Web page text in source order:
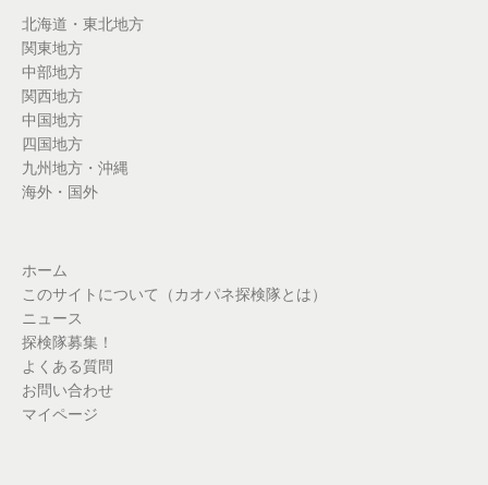
北海道・東北地方
関東地方
中部地方
関西地方
中国地方
四国地方
九州地方・沖縄
海外・国外
ホーム
このサイトについて（カオパネ探検隊とは）
ニュース
探検隊募集！
よくある質問
お問い合わせ
マイページ